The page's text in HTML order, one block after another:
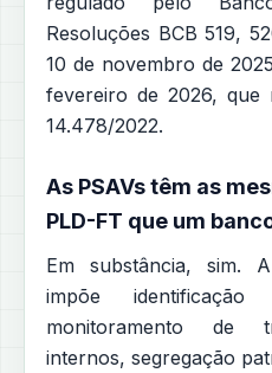
Resoluções BCB 519,
10 de novembro de
fevereiro de 2026, que
14.478/2022.
As PSAVs têm as
PLD-FT que um
Em substância, sim.
impõe
monitoramento de
internos, segregação